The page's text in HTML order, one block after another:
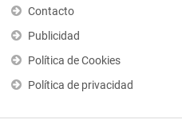
Contacto
Publicidad
Política de Cookies
Política de privacidad